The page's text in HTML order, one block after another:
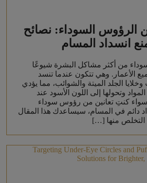
الرؤوس السوداء: نصائح
انسداد المسام
من أكثر مشاكل البشرة شيوعًا
الأعمار. وهي تتكون عندما تنسد
وخلايا الجلد الميتة والشوائب، مما يؤدي
وتحولها إلى اللون الأسود عند
سواء كنتِ تعانين من رؤوس سوداء
دائم في المسام، سيساعدك هذا المقال
التخلص منها […]